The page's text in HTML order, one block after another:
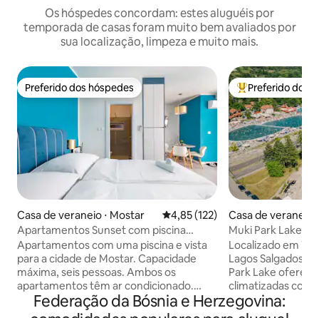
Os hóspedes concordam: estes aluguéis por
temporada de casas foram muito bem avaliados por
sua localização, limpeza e muito mais.
Preferido dos hóspedes
Preferido dos hóspedes
Casa de veraneio ⋅ Mostar 4,85 de uma avaliação média de
4,85 (122)
Apartamentos Sunset com piscina
privativa e vista
Apartamentos com uma piscina e vista
para a cidade de Mostar. Capacidade
máxima, seis pessoas. Ambos os
apartamentos têm ar condicionado.
Apartamentos incluem: internet, TV 3x
android, cozinha moderna, secadores de
Entre os
Preferido dos
Casa de veraneio
Muki Park Lake
Localizado em
Lagos Salgados
Park Lake
climatizadas com
gratuito. Com
alojamento
Federação da Bósnia e Herzegovina: